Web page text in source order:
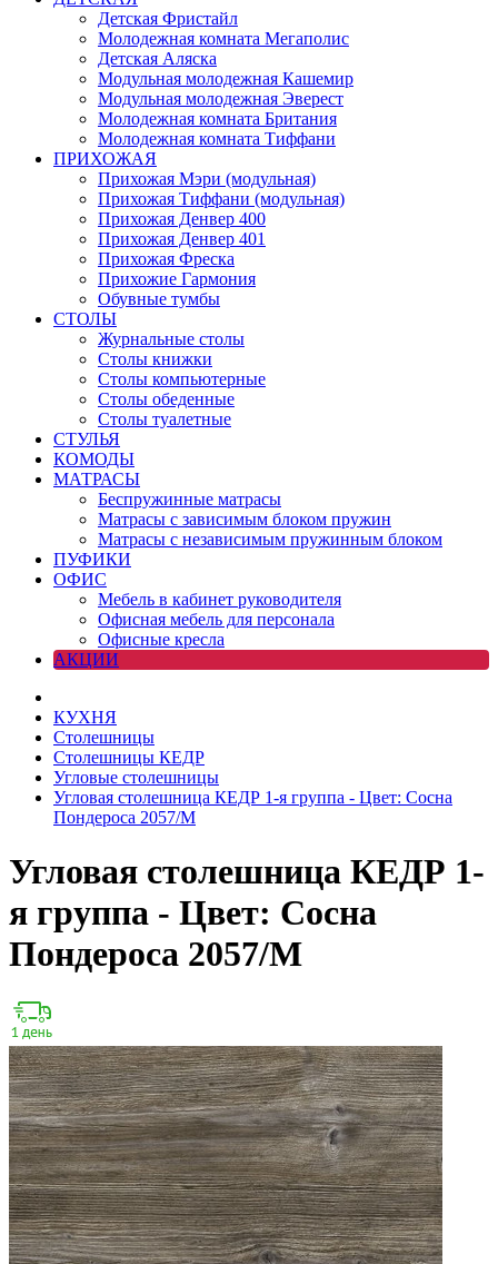
Детская Фристайл
Молодежная комната Мегаполис
Детская Аляска
Модульная молодежная Кашемир
Модульная молодежная Эверест
Молодежная комната Британия
Молодежная комната Тиффани
ПРИХОЖАЯ
Прихожая Мэри (модульная)
Прихожая Тиффани (модульная)
Прихожая Денвер 400
Прихожая Денвер 401
Прихожая Фреска
Прихожие Гармония
Обувные тумбы
СТОЛЫ
Журнальные столы
Столы книжки
Столы компьютерные
Столы обеденные
Столы туалетные
СТУЛЬЯ
КОМОДЫ
МАТРАСЫ
Беспружинные матрасы
Матрасы с зависимым блоком пружин
Матрасы с независимым пружинным блоком
ПУФИКИ
ОФИС
Мебель в кабинет руководителя
Офисная мебель для персонала
Офисные кресла
АКЦИИ
КУХНЯ
Столешницы
Столешницы КЕДР
Угловые столешницы
Угловая столешница КЕДР 1-я группа - Цвет: Сосна
Пондероса 2057/М
Угловая столешница КЕДР 1-
я группа - Цвет: Сосна
Пондероса 2057/М